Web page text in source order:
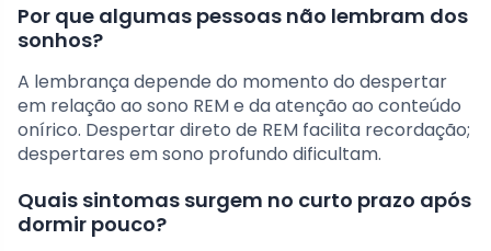
Por que algumas pessoas não lembram dos
sonhos?
A lembrança depende do momento do despertar
em relação ao sono REM e da atenção ao conteúdo
onírico. Despertar direto de REM facilita recordação;
despertares em sono profundo dificultam.
Quais sintomas surgem no curto prazo após
dormir pouco?